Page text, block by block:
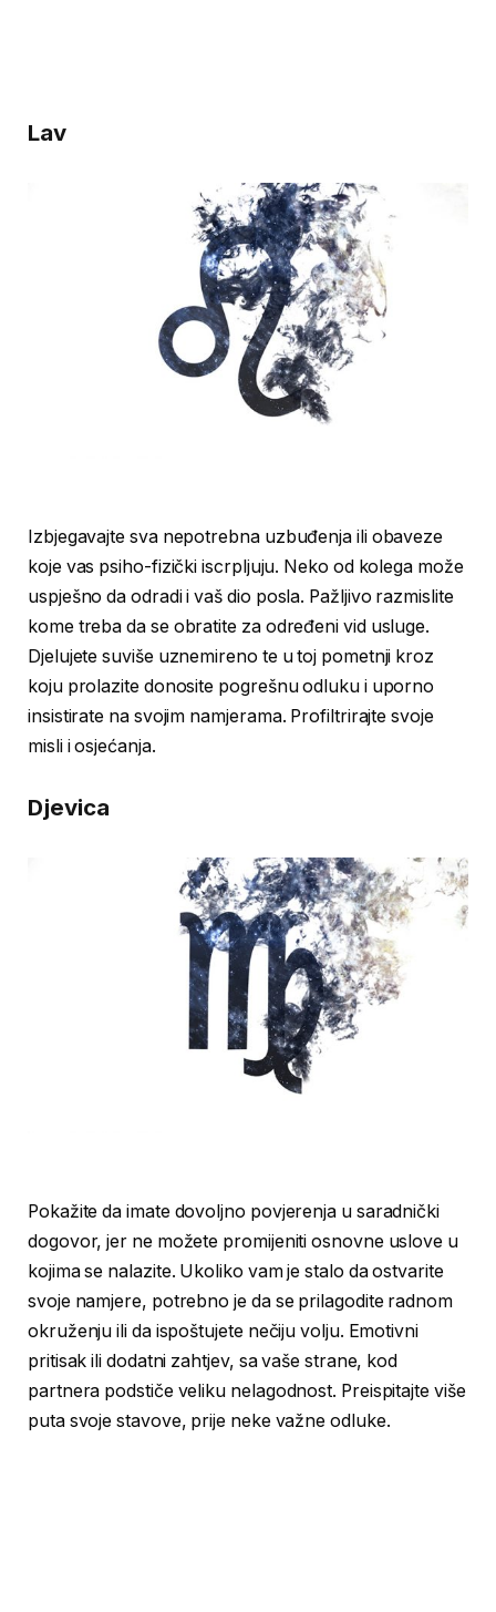
Lav
Izbjegavajte sva nepotrebna uzbuđenja ili obaveze
koje vas psiho-fizički iscrpljuju. Neko od kolega može
uspješno da odradi i vaš dio posla. Pažljivo razmislite
kome treba da se obratite za određeni vid usluge.
Djelujete suviše uznemireno te u toj pometnji kroz
koju prolazite donosite pogrešnu odluku i uporno
insistirate na svojim namjerama. Profiltrirajte svoje
misli i osjećanja.
Djevica
Pokažite da imate dovoljno povjerenja u saradnički
dogovor, jer ne možete promijeniti osnovne uslove u
kojima se nalazite. Ukoliko vam je stalo da ostvarite
svoje namjere, potrebno je da se prilagodite radnom
okruženju ili da ispoštujete nečiju volju. Emotivni
pritisak ili dodatni zahtjev, sa vaše strane, kod
partnera podstiče veliku nelagodnost. Preispitajte više
puta svoje stavove, prije neke važne odluke.